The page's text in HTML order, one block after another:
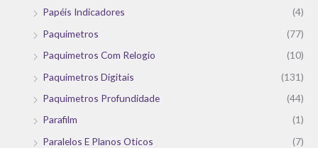
Papéis Indicadores
(4)
Paquimetros
(77)
Paquimetros Com Relogio
(10)
Paquimetros Digitais
(131)
Paquimetros Profundidade
(44)
Parafilm
(1)
Paralelos E Planos Oticos
(7)